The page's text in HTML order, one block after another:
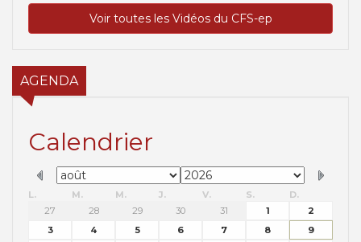
Voir toutes les Vidéos du CFS-ep
AGENDA
Calendrier
L. M. M. J. V. S.
D.
27
28 29 30 31 1
2
3
4 5 6 7 8
9